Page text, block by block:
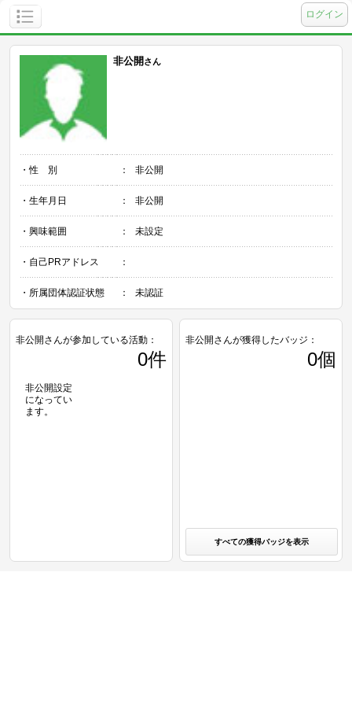
ログイン
非公開 さん
・性 別 ： 非公開
・生年月日 ： 非公開
・興味範囲 ： 未設定
・自己PRアドレス ：
・所属団体認証状態 ： 未認証
非公開さんが参加している活動：
0件
非公開設定
になってい
ます。
非公開さんが獲得したバッジ：
0個
すべての獲得バッジを表示